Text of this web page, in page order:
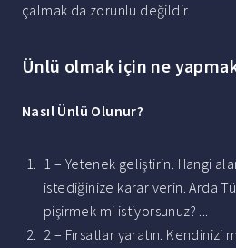
çalmak da zorunlu değildir.
Ünlü olmak için ne
Nasıl Ünlü Olunur?
1 – Yetenek geliştirin. Hangi
istediğinize karar verin. Arda
pişirmek mi istiyorsunuz? ...
2 – Fırsatlar yaratın. Kendinizi